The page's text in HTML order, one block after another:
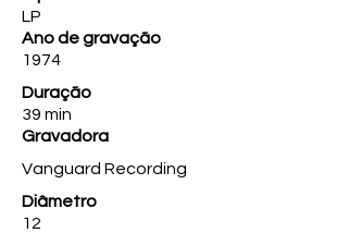
LP
Ano de gravação
1974
Duração
39 min
Gravadora
Vanguard Recording
Diâmetro
12